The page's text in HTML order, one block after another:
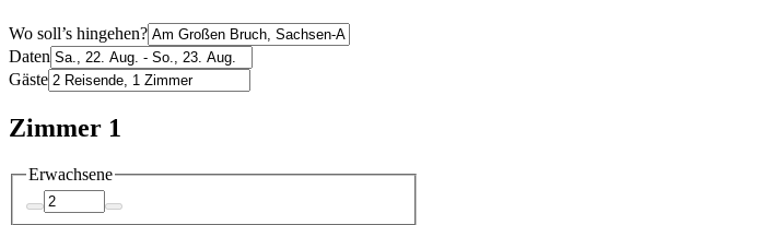
Wo soll’s hingehen?
Daten
Gäste
Zimmer 1
Erwachsene